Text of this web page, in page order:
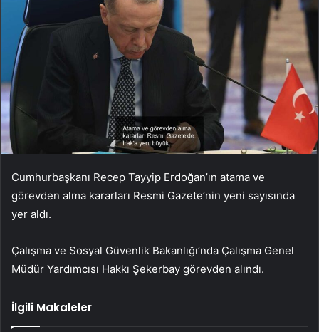
Cumhurbaşkanı Recep Tayyip Erdoğan’ın atama ve
görevden alma kararları Resmi Gazete’nin yeni sayısında
yer aldı.
Çalışma ve Sosyal Güvenlik Bakanlığı’nda Çalışma Genel
Müdür Yardımcısı Hakkı Şekerbay görevden alındı.
İlgili Makaleler